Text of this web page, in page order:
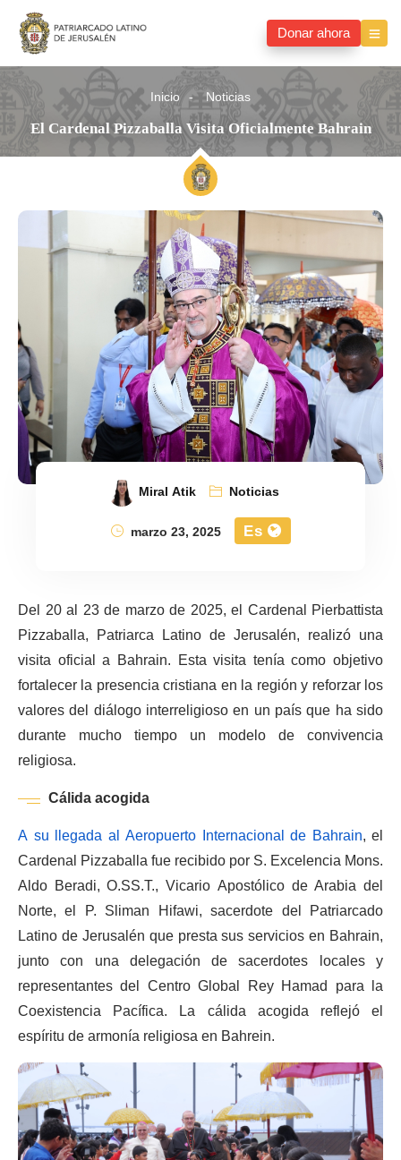
Donar ahora
Inicio Noticias
El Cardenal Pizzaballa Visita Oficialmente Bahrain
Miral Atik
Noticias
marzo 23, 2025
Es
Del 20 al 23 de marzo de 2025, el Cardenal Pierbattista
Pizzaballa, Patriarca Latino de Jerusalén, realizó una
visita oficial a Bahrain. Esta visita tenía como objetivo
fortalecer la presencia cristiana en la región y reforzar los
valores del diálogo interreligioso en un país que ha sido
durante mucho tiempo un modelo de convivencia
religiosa.
Cálida acogida
A su llegada al Aeropuerto Internacional de Bahrain, el
Cardenal Pizzaballa fue recibido por S. Excelencia Mons.
Aldo Beradi, O.SS.T., Vicario Apostólico de Arabia del
Norte, el P. Sliman Hifawi, sacerdote del Patriarcado
Latino de Jerusalén que presta sus servicios en Bahrain,
junto con una delegación de sacerdotes locales y
representantes del Centro Global Rey Hamad para la
Coexistencia Pacífica. La cálida acogida reflejó el
espíritu de armonía religiosa en Bahrein.